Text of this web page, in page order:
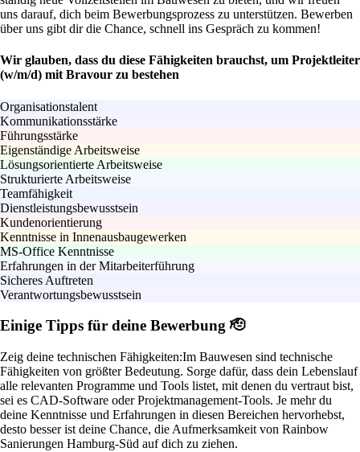
uns darauf, dich beim Bewerbungsprozess zu unterstützen. Bewerben
über uns gibt dir die Chance, schnell ins Gespräch zu kommen!
Wir glauben, dass du diese Fähigkeiten brauchst, um Projektleiter
(w/m/d) mit Bravour zu bestehen
Organisationstalent
Kommunikationsstärke
Führungsstärke
Eigenständige Arbeitsweise
Lösungsorientierte Arbeitsweise
Strukturierte Arbeitsweise
Teamfähigkeit
Dienstleistungsbewusstsein
Kundenorientierung
Kenntnisse in Innenausbaugewerken
MS-Office Kenntnisse
Erfahrungen in der Mitarbeiterführung
Sicheres Auftreten
Verantwortungsbewusstsein
Einige Tipps für deine Bewerbung 🫡
Zeig deine technischen Fähigkeiten:Im Bauwesen sind technische
Fähigkeiten von größter Bedeutung. Sorge dafür, dass dein Lebenslauf
alle relevanten Programme und Tools listet, mit denen du vertraut bist,
sei es CAD-Software oder Projektmanagement-Tools. Je mehr du
deine Kenntnisse und Erfahrungen in diesen Bereichen hervorhebst,
desto besser ist deine Chance, die Aufmerksamkeit von Rainbow
Sanierungen Hamburg-Süd auf dich zu ziehen.